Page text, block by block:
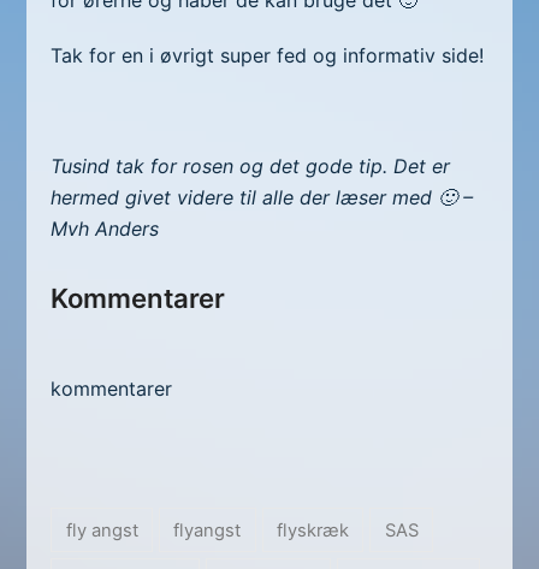
Tak for en i øvrigt super fed og informativ side!
Tusind tak for rosen og det gode tip. Det er
hermed givet videre til alle der læser med 🙂 –
Mvh Anders
Kommentarer
kommentarer
fly angst flyangst flyskræk SAS